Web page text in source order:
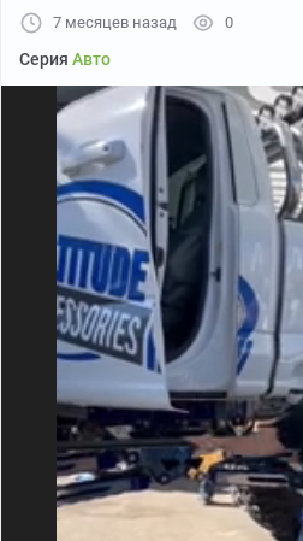
7 месяцев назад 0
Серия Авто